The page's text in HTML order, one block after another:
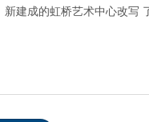
建成的虹桥艺术中心改